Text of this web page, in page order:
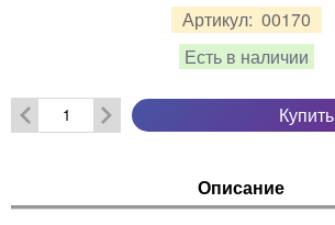
Артикул: 00170
Есть в наличии
Купить
Описание